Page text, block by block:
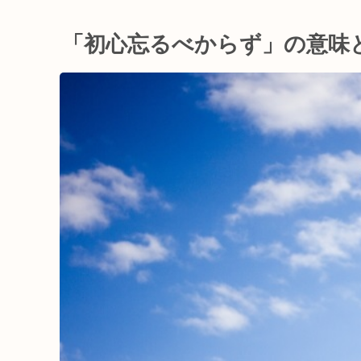
「初心忘るべからず」の意味